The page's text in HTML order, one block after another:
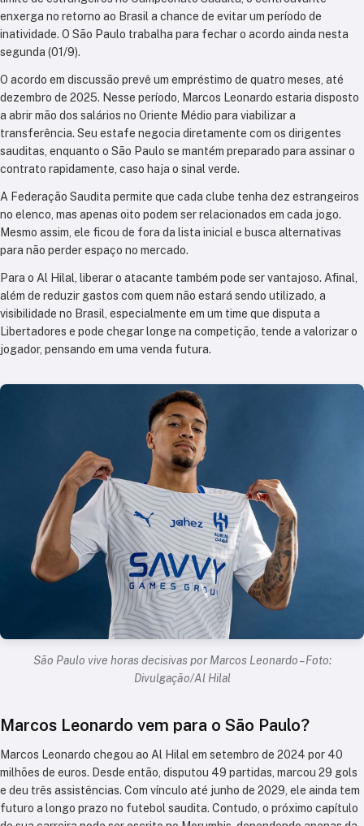
enxerga no retorno ao Brasil a chance de evitar um período de
inatividade. O São Paulo trabalha para fechar o acordo ainda nesta
segunda (01/9).
O acordo em discussão prevê um empréstimo de quatro meses, até
dezembro de 2025. Nesse período, Marcos Leonardo estaria disposto
a abrir mão dos salários no Oriente Médio para viabilizar a
transferência. Seu estafe negocia diretamente com os dirigentes
sauditas, enquanto o São Paulo se mantém preparado para assinar o
contrato rapidamente, caso haja o sinal verde.
A Federação Saudita permite que cada clube tenha dez estrangeiros
no elenco, mas apenas oito podem ser relacionados em cada jogo.
Mesmo assim, ele ficou de fora da lista inicial e busca alternativas
para não perder espaço no mercado.
Para o Al Hilal, liberar o atacante também pode ser vantajoso. Afinal,
além de reduzir gastos com quem não estará sendo utilizado, a
visibilidade no Brasil, especialmente em um time que disputa a
Libertadores e pode chegar longe na competição, tende a valorizar o
jogador, pensando em uma venda futura.
São Paulo vive horas decisivas por Marcos Leonardo – Foto:
Divulgação/Al Hilal
Marcos Leonardo vem para o São Paulo?
Marcos Leonardo chegou ao Al Hilal em setembro de 2024 por 40
milhões de euros. Desde então, disputou 49 partidas, marcou 29 gols
e deu três assistências. Com vínculo até junho de 2029, ele ainda tem
futuro a longo prazo no futebol saudita. Contudo, o próximo capítulo